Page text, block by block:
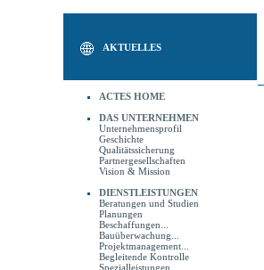
AKTUELLES
ACTES HOME
DAS UNTERNEHMEN
Unternehmensprofil
Geschichte
Qualitätssicherung
Partnergesellschaften
Vision & Mission
DIENSTLEISTUNGEN
Beratungen und Studien
Planungen
Beschaffungen...
Bauüberwachung...
Projektmanagement...
Begleitende Kontrolle
Spezialleistungen